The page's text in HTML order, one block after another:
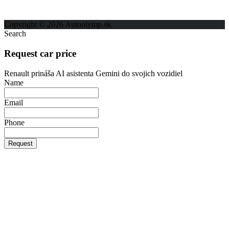
Copyright © 2026 Autoolymp.sk.
Search
Request car price
Renault prináša AI asistenta Gemini do svojich vozidiel
Name
Email
Phone
Request